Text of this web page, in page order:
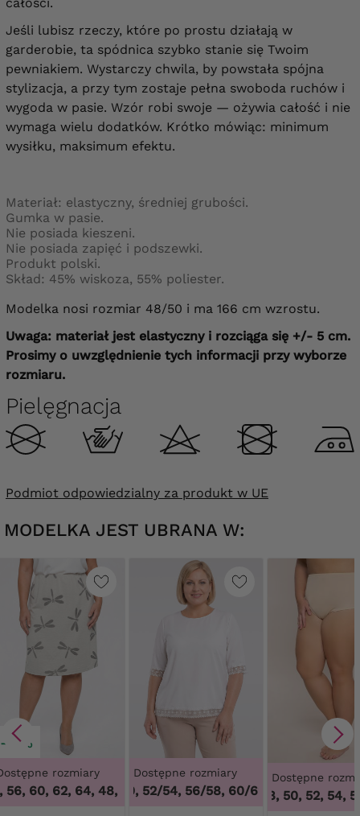
Jeśli lubisz rzeczy, które po prostu działają w
garderobie, ta spódnica szybko stanie się Twoim
pewniakiem. Wystarczy chwila, by powstała spójna
stylizacja, a przy tym zostaje pełna swoboda ruchów i
wygoda w pasie. Wzór robi swoje — ożywia całość i nie
wymaga wielu dodatków. Krótko mówiąc: minimum
wysiłku, maksimum efektu.
Materiał: elastyczny, średniej grubości.
Gumka w pasie.
Nie posiada kieszeni.
Nie posiada zapięć i podszewki.
Produkt polski.
Skład: 45% wiskoza, 55% poliester.
Modelka nosi rozmiar 48/50 i ma 166 cm wzrostu.
Uwaga: materiał jest elastyczny i rozciąga się +/- 5 cm.
Prosimy o uwzględnienie tych informacji przy wyborze
rozmiaru.
Pielęgnacja
Podmiot odpowiedzialny za produkt w UE
MODELKA JEST UBRANA W:
-15%
rozmiary
60, 62, 64,48, 50, 56, 60, 62, 64
Dostępne rozmiary
48/50, 52/54, 56/58, 60/62 48/50, 52/54,
Dostępne
46, 48, 50, 52, 54,